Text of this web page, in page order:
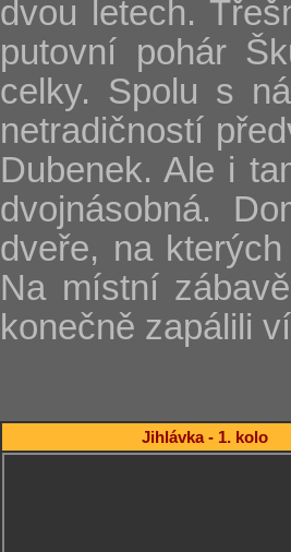
dvou letech.
putovní pohár
celky. Spolu s
netradičností
Dubenek. Ale i
dvojnásobná.
dveře, na
Na místní
konečně zapálili
Jihlávka - 1. kolo